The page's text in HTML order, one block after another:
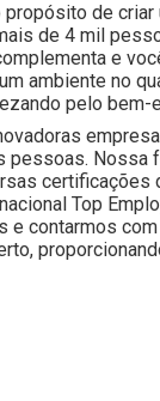
de
de 4 mil
e
ambiente no
pelo bem-
Nossa
Top
contarmos com